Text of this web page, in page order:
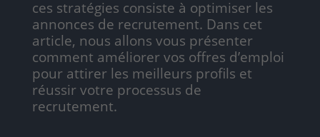
ces stratégies consiste à optimiser les
annonces de recrutement. Dans cet
article, nous allons vous présenter
comment améliorer vos offres d’emploi
pour attirer les meilleurs profils et
réussir votre processus de
recrutement.